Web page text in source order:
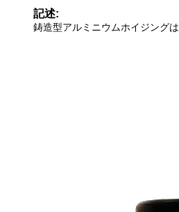
記述:
鋳造型アルミニウムホイジング